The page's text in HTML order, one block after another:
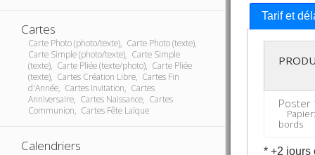
Cartes
Carte Photo (photo/texte), Carte Photo (texte),
Carte Simple (photo/texte), Carte Simple
(texte), Carte Pliée (texte/photo), Carte Pliée
(texte), Cartes Création Libre, Cartes Fin
d'Année, Cartes Invitation, Cartes
Anniversaire, Cartes Naissance, Cartes
Communion, Cartes Fête Laïque
Calendriers
Tarif et
Poster
bords
* +2 jours